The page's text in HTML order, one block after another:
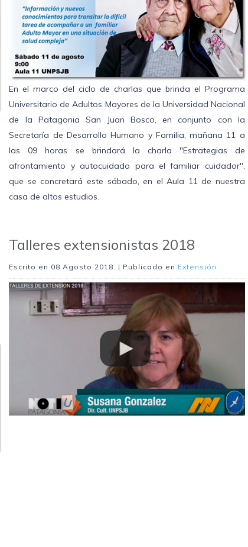
En el marco del ciclo de charlas que brinda el Programa
Universitario de Adultos Mayores de la Universidad Nacional
de la Patagonia San Juan Bosco, en conjunto con la
Secretaría de Desarrollo Humano y Familia, mañana 11 a
las 09 horas se brindará la charla "Estrategias de
afrontamiento y autocuidado para el familiar cuidador",
que se concretará este sábado, en el Aula 11 de nuestra
casa de altos estudios.
Talleres extensionistas 2018
Escrito en 08 Agosto 2018 . | Publicado en Extensión